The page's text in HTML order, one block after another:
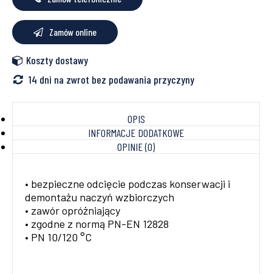
Zamów online
Koszty dostawy
14 dni na zwrot bez podawania przyczyny
OPIS
INFORMACJE DODATKOWE
OPINIE (0)
• bezpieczne odcięcie podczas konserwacji i
demontażu naczyń wzbiorczych
• zawór opróżniający
• zgodne z normą PN-EN 12828
• PN 10/120 °C